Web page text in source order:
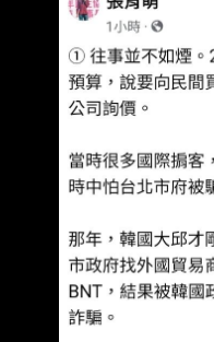
BNT遇詐！藍白
力鏢來了 荒謬
記者｜郭妤 彰
嫌向慈濟詐取
籲，BNT只會跟
卻遭國民 黨、民
民黨 國民黨官方